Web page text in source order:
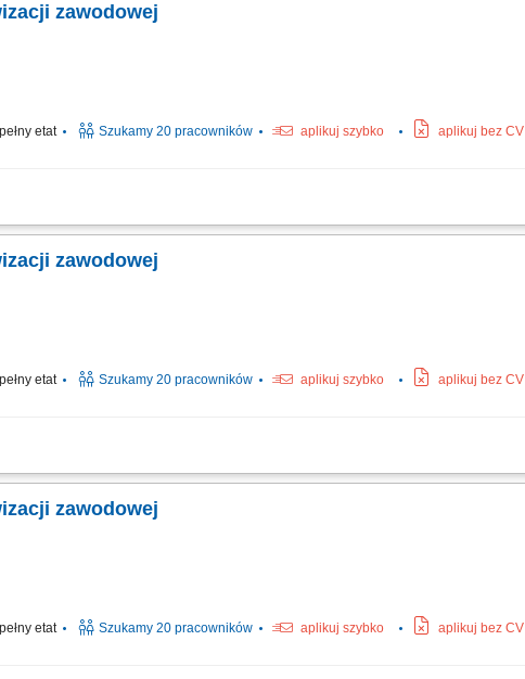
zawodowej
pełny etat Szukamy 20 pracowników aplikuj szybko aplikuj bez CV
niepełnosprawnościami”, który jest współfinansowany ze środków Państwowego
zawodowej
pełny etat Szukamy 20 pracowników aplikuj szybko aplikuj bez CV
niepełnosprawnościami”, który jest współfinansowany ze środków Państwowego
zawodowej
pełny etat Szukamy 20 pracowników aplikuj szybko aplikuj bez CV